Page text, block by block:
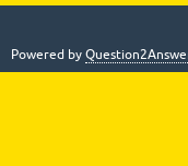
Powered by